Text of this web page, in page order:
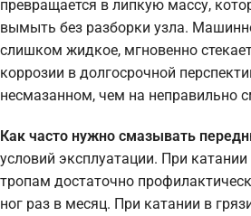
превращается в липкую массу,
вымыть без разборки узла.
слишком жидкое, мгновенно
коррозии в долгосрочной
несмазанном, чем на неправильно
Как часто нужно смазывать
условий эксплуатации. При
тропам достаточно
ног раз в месяц. При катании в